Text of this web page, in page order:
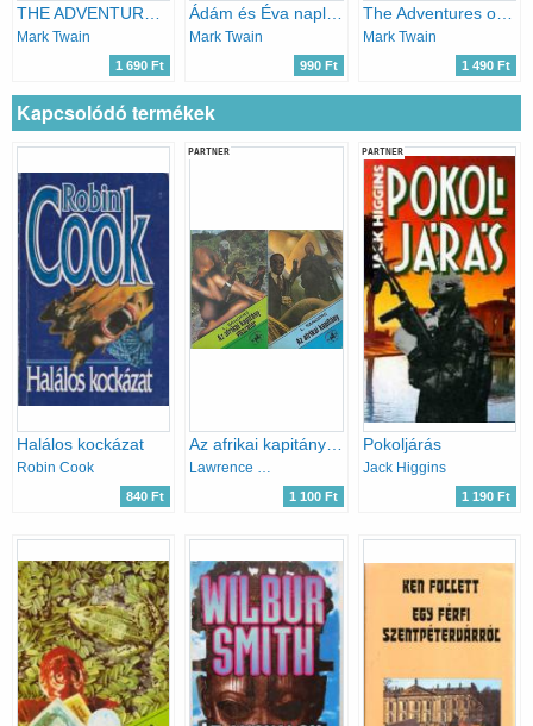
Mark Twain
1 690 Ft
Mark Twain
990 Ft
The Adventures of Tom Sawyer
Mark Twain
1 490 Ft
Kapcsolódó termékek
Halálos kockázat
Robin Cook
840 Ft
PARTNER
Lawrence Sanders
1 100 Ft
PARTNER
Pokoljárás
Jack Higgins
1 190 Ft